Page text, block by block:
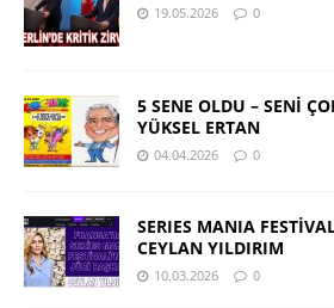
19.05.2026 0
5 SENE OLDU – SENİ
YÜKSEL ERTAN
04.04.2026 0
SERIES MANIA
CEYLAN YILDIRIM
10.03.2026 0